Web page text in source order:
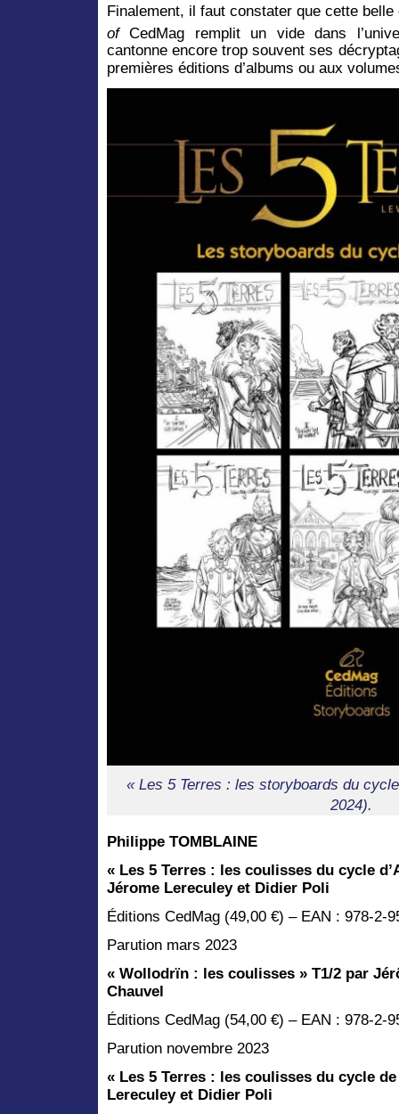
Finalement, il faut constater que cette
ofCedMag remplit un vide dans
cantonne encore trop souvent ses
premières éditions d’albums ou aux
« Les 5 Terres : les storyboards du
2024).
Philippe TOMBLAINE
« Les 5 Terres : les coulisses du cycle
Jérome Lereculey et Didier Poli
Éditions CedMag (49,00 €) – EAN : 978-2-
Parution mars 2023
« Wollodrïn : les coulisses » T1/2 par
Chauvel
Éditions CedMag (54,00 €) – EAN : 978-2-
Parution novembre 2023
« Les 5 Terres : les coulisses du cycle
Lereculey et Didier Poli